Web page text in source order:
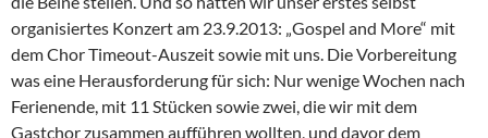
organisiertes Konzert am 23.9.2013: „Gospel and More“ mit
dem Chor Timeout-Auszeit sowie mit uns. Die Vorbereitung
was eine Herausforderung für sich: Nur wenige Wochen nach
Ferienende, mit 11 Stücken sowie zwei, die wir mit dem
Gastchor zusammen aufführen wollten, und davor dem